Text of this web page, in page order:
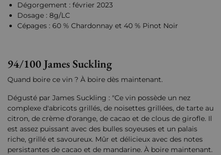
Dégorgement : février 2023
Dosage : 8g/LC
Cépages : 60 % Chardonnay et 40 % Pinot Noir
94/100 James Suckling
Quand boire ce vin ? À boire dès maintenant.
Dégusté par James Suckling : "Ce vin possède un nez
complexe d'abricots grillés, de noisettes grillées, de tarte au
citron, de crème d'orange, de cacao et de clous de girofle. Il
est assez puissant avec des bulles soyeuses et un palais
riche, grillé et savoureux. Mûr et délicieux avec des notes
persistantes de cacao et de mandarine. À boire maintenant.